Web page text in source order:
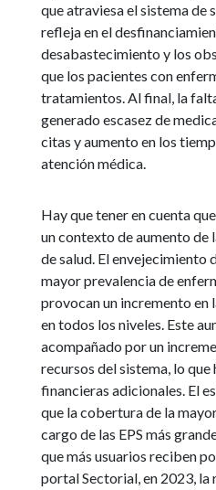
que atraviesa el sistema de
refleja en el
desabastecimiento y los
que los pacientes con
tratamientos. Al final, la
generado escasez de
citas y aumento en los
atención médica.
Hay que tener en cuenta
un contexto de aumento de
de salud. El envejecimiento
mayor prevalencia de
provocan un incremento en
en todos los niveles. Este
acompañado por un
recursos del sistema, lo que
financieras adicionales. El
que la cobertura de la
cargo de las EPS más
que más usuarios reciben
portal Sectorial, en 2023, la